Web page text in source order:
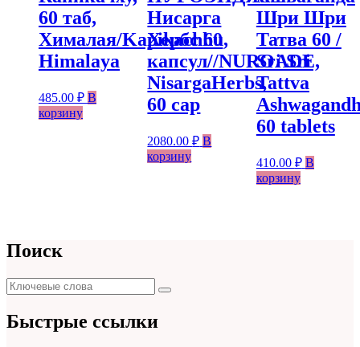
60 таб,
Хималая/Kapikachhu,
Himalaya
485.00 ₽ В
корзину
Нисарга
Хербс 60
капсул//NUROADE,
NisargaHerbs,
60 cap
2080.00₽ В
корзину
Шри Шри
Татва 60 /
Sri Sri
Tattva
60 tablets
410.00 ₽ В
корзину
Поиск
Поиск
для:
Поиск
Быстрые ссылки